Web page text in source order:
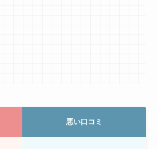
悪い口コミ